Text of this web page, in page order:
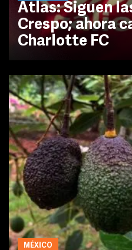
Atlas: Siguen
Crespo; ahora
Charlotte FC
MÉXICO